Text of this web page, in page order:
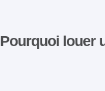
Pourquoi louer